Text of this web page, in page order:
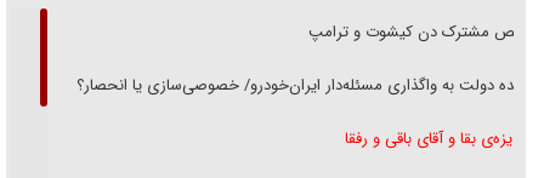
رقص مشترک دن کیشوت و ترامپ
دنده دولت به واگذاری مسئله‌دار ایران‌خودرو/ خصوصی‌سازی یا انحصار؟
غریزه‌ی بقا و آقای باقی و رفقا